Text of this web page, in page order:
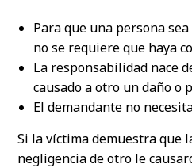
Para que una persona
no se requiere que haya
La responsabilidad nace
causado a otro un daño o
El demandante no
Si la víctima demuestra que
negligencia de otro le